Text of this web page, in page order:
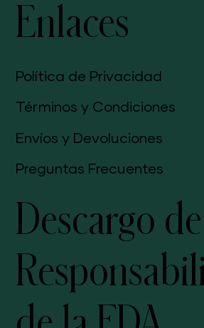
Descargo de
Enlaces
Política de Privacidad
Términos y Condiciones
Envíos y Devoluciones
Preguntas Frecuentes